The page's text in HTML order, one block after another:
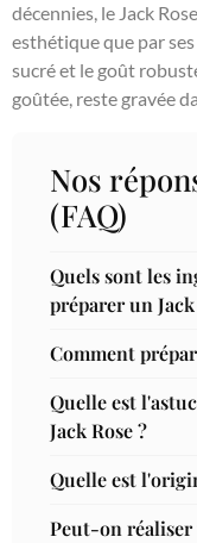
décennies, le Jack
esthétique que par
sucré et le goût
goûtée, reste gravée
Nos
(FAQ)
Quels sont les
préparer un Jack
Comment
Quelle est
Jack Rose ?
Quelle est
Peut-on réaliser